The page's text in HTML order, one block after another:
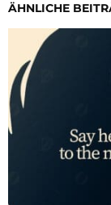
ÄHNLICHE